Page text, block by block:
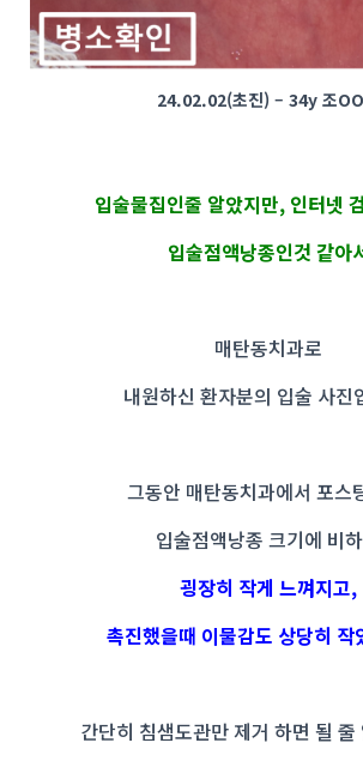
24.02.02(초진) – 34y 조
입술물집인줄 알았지만, 인터넷
입술점액낭종인것 같아
매탄동치과로
내원하신 환자분의 입술 사진
그동안 매탄동치과에서 포스
입술점액낭종 크기에 비
굉장히 작게 느껴지고,
촉진했을때 이물감도 상당히 작
간단히 침샘도관만 제거 하면 될